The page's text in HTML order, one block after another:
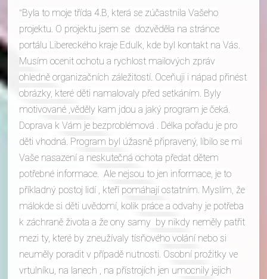
Byla to moje třída 4.B, která se zúčastnila Vašeho
projektu. O projektu jsem se dozvěděla na stránce
portálu Libereckého kraje Edulk, kde byl kontakt na Vás.
Musím ocenit ochotu a rychlost mailových zpráv
ohledně organizačních záležitostí. Oceňuji i nápad přinést
obrázky, které děti namalovaly před setkáním. Byly
motivované ,věděly kam jdou a jaký program je čeká.
Doprava k Vám je bezproblémová . Délka pořadu je pro
děti vhodná. Program byl úžasně připravený, líbilo se mi
Vaše nasazení a neskutečná ochota předat dětem
potřebné informace. Ale nejsou to jen informace, je to
příkladný postoj lidí , kteří pomáhají ostatním. Myslím, že
málokde si děti uvědomí, kolik práce a odvahy je potřeba
k záchraně života a že ony samy by nikdy neměly patřit
mezi ty, které by zneužívaly tísňového volání nebo si
neuměly poradit v případě nutnosti. Osobní prožitky ve
vrtulníku, na lanech , na přístrojích jen umocnily jejich